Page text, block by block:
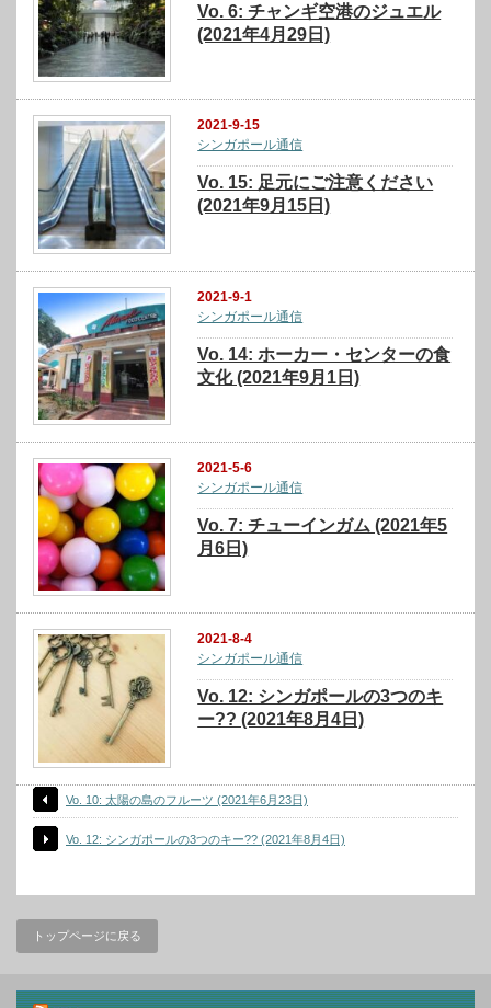
Vo. 6: チャンギ空港のジュエル
(2021年4月29日)
2021-9-15
シンガポール通信
Vo. 15: 足元にご注意ください
(2021年9月15日)
2021-9-1
シンガポール通信
Vo. 14: ホーカー・センターの食
文化 (2021年9月1日)
2021-5-6
シンガポール通信
Vo. 7: チューインガム (2021年5
月6日)
2021-8-4
シンガポール通信
Vo. 12: シンガポールの3つのキ
ー?? (2021年8月4日)
Vo. 10: 太陽の島のフルーツ (2021年6月23日)
Vo. 12: シンガポールの3つのキー?? (2021年8月4日)
トップページに戻る